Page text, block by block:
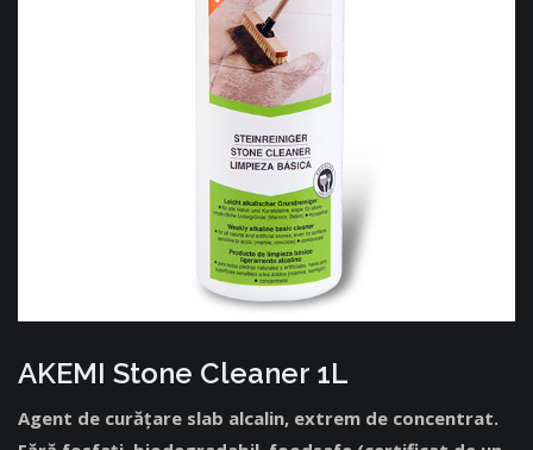
AKEMI Stone Cleaner 1L
Agent de curățare slab alcalin, extrem de concentrat.